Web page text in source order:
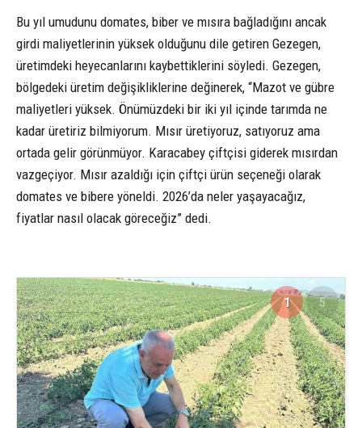
Bu yıl umudunu domates, biber ve mısıra bağladığını ancak
girdi maliyetlerinin yüksek olduğunu dile getiren Gezegen,
üretimdeki heyecanlarını kaybettiklerini söyledi. Gezegen,
bölgedeki üretim değişikliklerine değinerek, “Mazot ve gübre
maliyetleri yüksek. Önümüzdeki bir iki yıl içinde tarımda ne
kadar üretiriz bilmiyorum. Mısır üretiyoruz, satıyoruz ama
ortada gelir görünmüyor. Karacabey çiftçisi giderek mısırdan
vazgeçiyor. Mısır azaldığı için çiftçi ürün seçeneği olarak
domates ve bibere yöneldi. 2026’da neler yaşayacağız,
fiyatlar nasıl olacak göreceğiz” dedi.
1 5